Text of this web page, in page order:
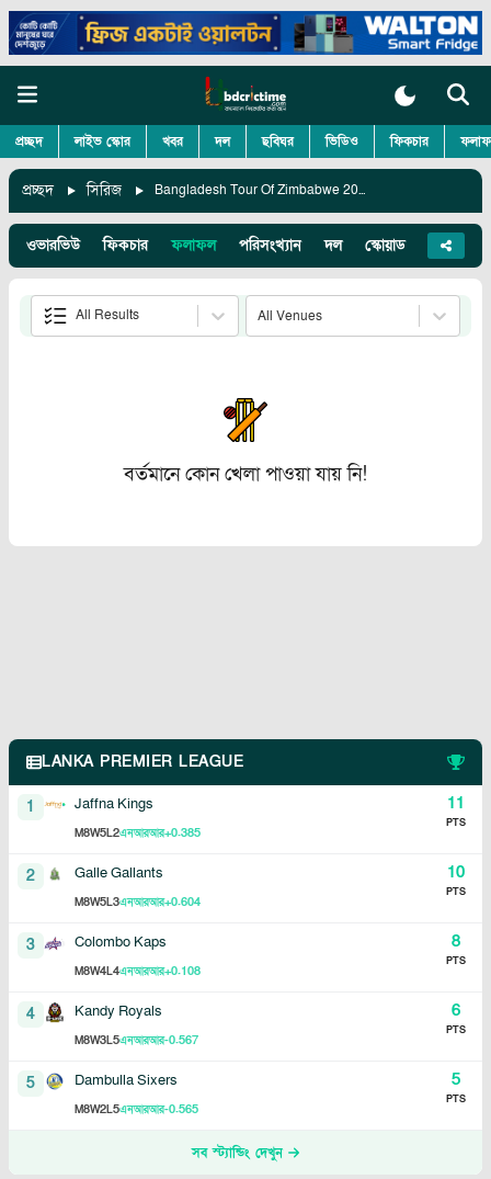
প্রচ্ছদ লাইভ স্কোর খবর দল ছবিঘর ভিডিও ফিকচার
প্রচ্ছদ সিরিজ Bangladesh Tour Of Zimbabwe 2022
ওভারভিউ ফিকচার ফলাফল পরিসংখ্যান দল স্কোয়াড খবর
All Results All Venues
বর্তমানে কোন খেলা পাওয়া যায় নি!
LANKA PREMIER LEAGUE
1 Jaffna Kings
M8W5L2এনআরআর+0.385
11
PTS
2 Galle Gallants
M8W5L3এনআরআর+0.604
10
PTS
3 Colombo Kaps
M8W4L4এনআরআর+0.108
8
PTS
4 Kandy Royals
M8W3L5এনআরআর-0.567
6
PTS
5 Dambulla Sixers
M8W2L5এনআরআর-0.565
5
PTS
সব স্ট্যান্ডিং দেখুন